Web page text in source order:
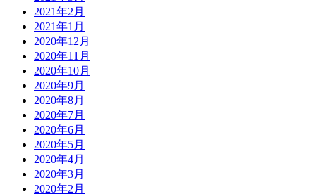
2021年2月
2021年1月
2020年12月
2020年11月
2020年10月
2020年9月
2020年8月
2020年7月
2020年6月
2020年5月
2020年4月
2020年3月
2020年2月